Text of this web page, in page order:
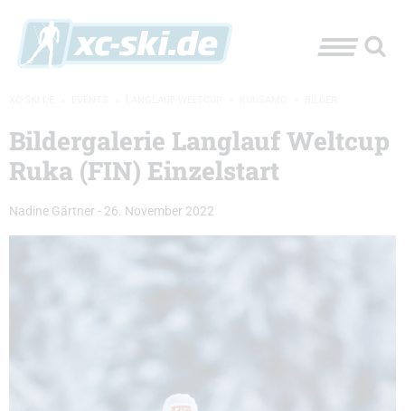
Bildergalerie Langlauf Weltcup
Ruka (FIN) Einzelstart
Nadine Gärtner - 26. November 2022